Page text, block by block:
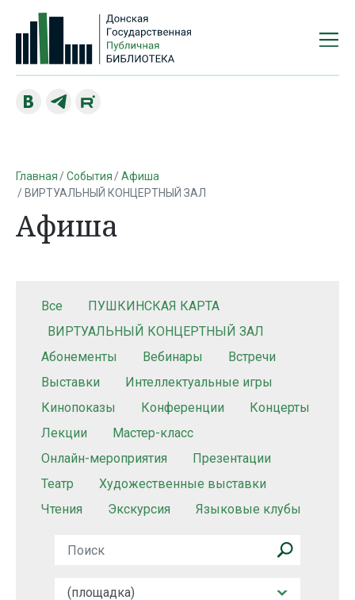
Главная События
Афиша
ВИРТУАЛЬНЫЙ КОНЦЕРТНЫЙ ЗАЛ
Афиша
Все
ПУШКИНСКАЯ КАРТА
ВИРТУАЛЬНЫЙ КОНЦЕРТНЫЙ ЗАЛ
Абонементы
Вебинары
Встречи
Выставки
Интеллектуальные игры
Кинопоказы
Конференции
Концерты
Лекции
Мастер-класс
Онлайн-мероприятия
Презентации
Театр
Художественные выставки
Чтения
Экскурсия Языковые клубы